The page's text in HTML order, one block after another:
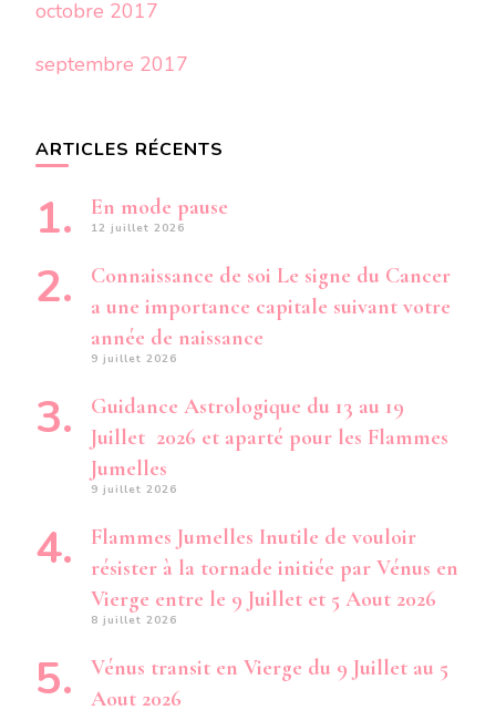
octobre 2017
septembre 2017
ARTICLES RÉCENTS
En mode pause
12 juillet 2026
Connaissance de soi Le signe du Cancer
a une importance capitale suivant votre
année de naissance
9 juillet 2026
Guidance Astrologique du 13 au 19
Juillet 2026 et aparté pour les Flammes
Jumelles
9 juillet 2026
Flammes Jumelles Inutile de vouloir
résister à la tornade initiée par Vénus en
Vierge entre le 9 Juillet et 5 Aout 2026
8 juillet 2026
Vénus transit en Vierge du 9 Juillet au 5
Aout 2026